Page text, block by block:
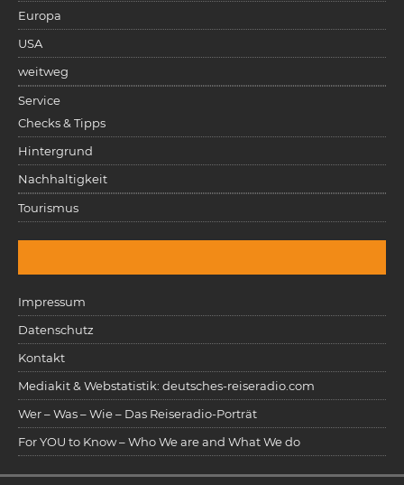
Europa
USA
weitweg
Service
Checks & Tipps
Hintergrund
Nachhaltigkeit
Tourismus
Impressum
Datenschutz
Kontakt
Mediakit & Webstatistik: deutsches-reiseradio.com
Wer – Was – Wie – Das Reiseradio-Porträt
For YOU to Know – Who We are and What We do